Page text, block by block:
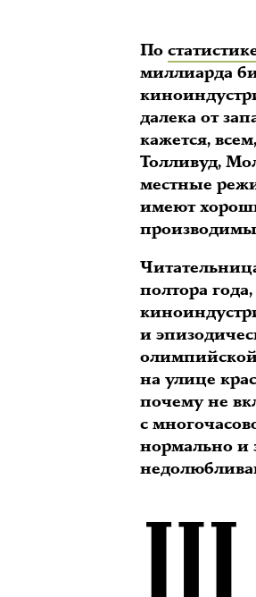
По
миллиарда
далека от
кажется,
Толливуд,
местные
имеют
полтора
и
олимпийской
на улице
почему не
с
нормально и